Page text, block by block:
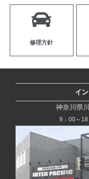
修理方針
イ
神奈川県
9：00～